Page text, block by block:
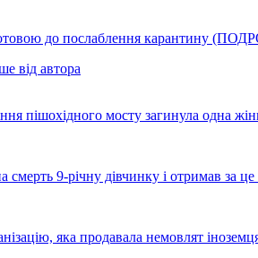
до послаблення карантину
від автора
пішохідного мосту загинула одна
смерть 9-річну дівчинку і отримав за
яка продавала немовлят